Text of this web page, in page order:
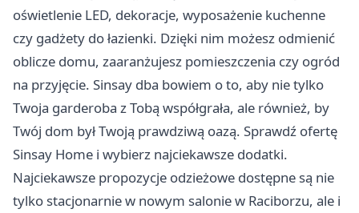
oświetlenie LED, dekoracje, wyposażenie kuchenne
czy gadżety do łazienki. Dzięki nim możesz odmienić
oblicze domu, zaaranżujesz pomieszczenia czy ogród
na przyjęcie. Sinsay dba bowiem o to, aby nie tylko
Twoja garderoba z Tobą współgrała, ale również, by
Twój dom był Twoją prawdziwą oazą. Sprawdź ofertę
Sinsay Home i wybierz najciekawsze dodatki.
Najciekawsze propozycje odzieżowe dostępne są nie
tylko stacjonarnie w nowym salonie w Raciborzu, ale i